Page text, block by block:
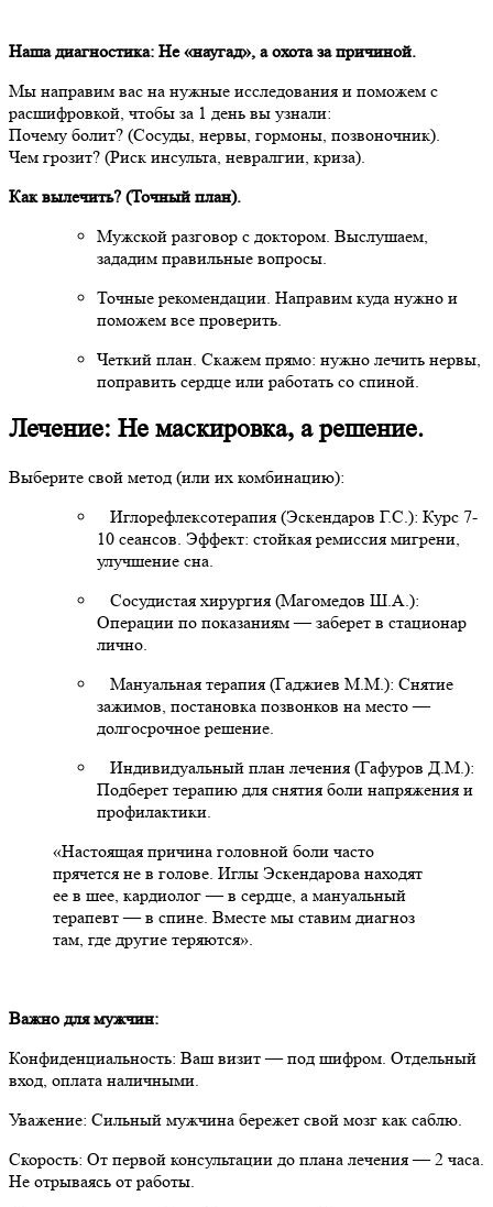
Наша диагностика: Не «наугад», а охота за причиной.
Мы направим вас на нужные исследования и поможем с
расшифровкой, чтобы за 1 день вы узнали:
Почему болит? (Сосуды, нервы, гормоны, позвоночник).
Чем грозит? (Риск инсульта, невралгии, криза).
Как вылечить? (Точный план).
Мужской разговор с доктором. Выслушаем,
зададим правильные вопросы.
Точные рекомендации. Направим куда нужно и
поможем все проверить.
Четкий план. Скажем прямо: нужно лечить нервы,
поправить сердце или работать со спиной.
Лечение: Не маскировка, а решение.
Выберите свой метод (или их комбинацию):
Иглорефлексотерапия (Эскендаров Г.С.): Курс 7-
10 сеансов. Эффект: стойкая ремиссия мигрени,
улучшение сна.
Сосудистая хирургия (Магомедов Ш.А.):
Операции по показаниям — заберет в стационар
лично.
Мануальная терапия (Гаджиев М.М.): Снятие
зажимов, постановка позвонков на место —
долгосрочное решение.
Индивидуальный план лечения (Гафуров Д.М.):
Подберет терапию для снятия боли напряжения и
профилактики.
«Настоящая причина головной боли часто
прячется не в голове. Иглы Эскендарова находят
ее в шее, кардиолог — в сердце, а мануальный
терапевт — в спине. Вместе мы ставим диагноз
там, где другие теряются».
Важно для мужчин:
Конфиденциальность: Ваш визит — под шифром. Отдельный
вход, оплата наличными.
Уважение: Сильный мужчина бережет свой мозг как саблю.
Скорость: От первой консультации до плана лечения — 2 часа.
Не отрываясь от работы.